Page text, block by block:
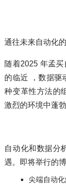
通往未来自动化
随着2025 年孟
的临近 ，数据驱
种变革性方法的
激烈的环境中蓬
自动化和数据分
遇。即将举行的
尖端自动